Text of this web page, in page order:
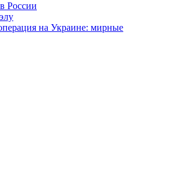
России
на Украине: мирные